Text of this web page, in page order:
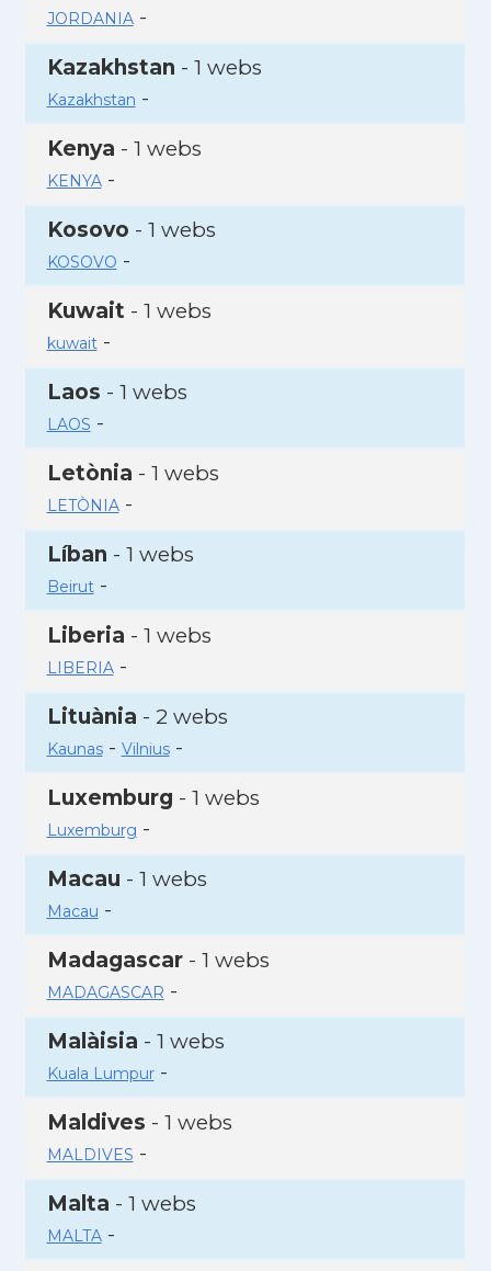
JORDANIA-
Kazakhstan - 1 webs
Kazakhstan -
Kenya - 1 webs
KENYA-
Kosovo - 1 webs
KOSOVO -
Kuwait - 1 webs
kuwait-
Laos - 1 webs
LAOS -
Letònia - 1 webs
LETÒNIA-
Líban - 1 webs
Beirut-
Liberia - 1 webs
LIBERIA-
Lituània - 2 webs
Kaunas- Vilnius-
Luxemburg - 1 webs
Luxemburg -
Macau - 1 webs
Macau -
Madagascar- 1 webs
MADAGASCAR -
Malàisia - 1 webs
Kuala Lumpur-
Maldives - 1 webs
MALDIVES -
Malta - 1 webs
MALTA-